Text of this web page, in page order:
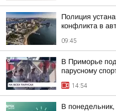
Полиция
конфликта в
09:45
В Приморье
парусному
14:54
В понедельник,